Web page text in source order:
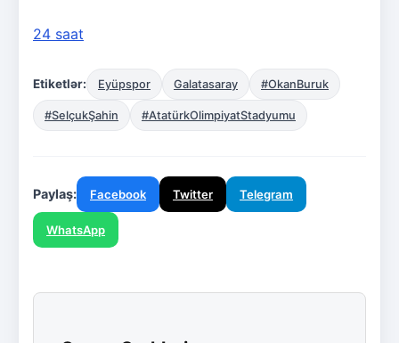
24 saat
Etiketlər: Eyüpspor Galatasaray #OkanBuruk
#SelçukŞahin #AtatürkOlimpiyatStadyumu
Paylaş: Facebook Twitter Telegram
WhatsApp